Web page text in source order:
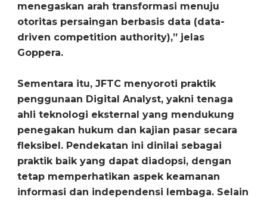
menegaskan arah transformasi menuju
otoritas persaingan berbasis data (data-
driven competition authority),” jelas
Goppera.
Sementara itu, JFTC menyoroti praktik
penggunaan Digital Analyst, yakni tenaga
ahli teknologi eksternal yang mendukung
penegakan hukum dan kajian pasar secara
fleksibel. Pendekatan ini dinilai sebagai
praktik baik yang dapat diadopsi, dengan
tetap memperhatikan aspek keamanan
informasi dan independensi lembaga. Selain